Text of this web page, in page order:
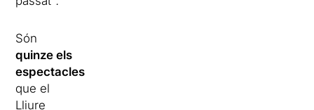
Són
quinze els
espectacles
que el
Lliure